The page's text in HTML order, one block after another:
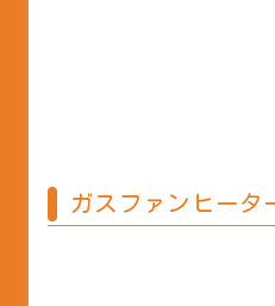
ガスファンヒータ